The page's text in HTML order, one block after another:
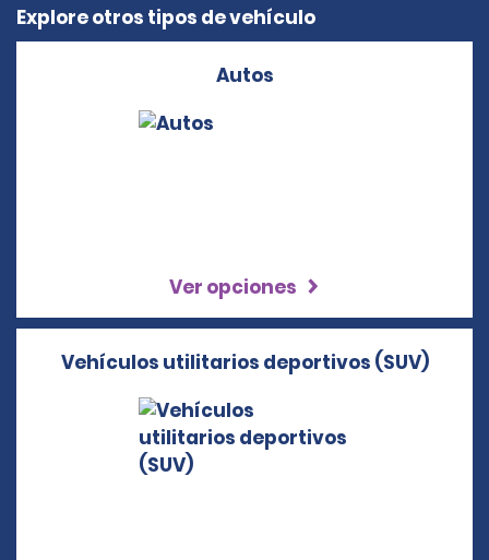
Explore otros tipos de vehículo
Autos
Ver opciones
Vehículos utilitarios deportivos (SUV)